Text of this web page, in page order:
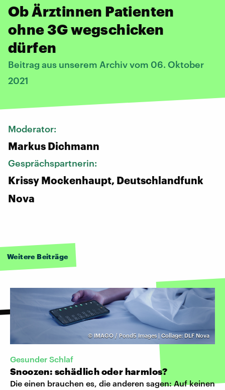
Ob Ärztinnen Patienten
ohne 3G wegschicken
dürfen
Beitrag aus unserem Archiv vom 06. Oktober
2021
Moderator:
Markus Dichmann
Gesprächspartnerin:
Krissy Mockenhaupt, Deutschlandfunk
Nova
Weitere Beiträge
© IMAGO / Pond5 Images | Collage: DLF Nova
Gesunder Schlaf
Snoozen: schädlich oder harmlos?
Die einen brauchen es, die anderen sagen: Auf keinen